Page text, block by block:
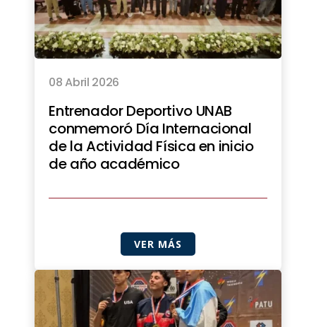
08 Abril 2026
Entrenador Deportivo UNAB
conmemoró Día Internacional
de la Actividad Física en inicio
de año académico
VER MÁS